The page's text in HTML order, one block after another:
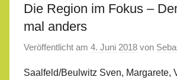
Die Region im Fokus –
mal anders
Veröffentlicht am 4. Juni 2018 von
Saalfeld/Beulwitz Sven, Margarete,